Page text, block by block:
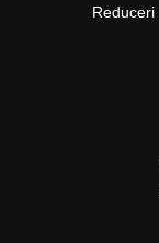
Reduceri